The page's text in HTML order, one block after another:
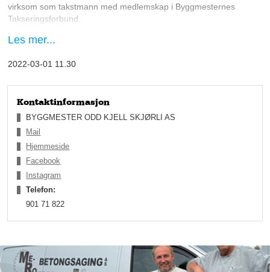
virksom som takstmann med medlemskap i Byggmesternes
Takseringsforbund.
– Det ligger i navnet; du må være byggmester og ha jobbet et
forbundet. Da har du automatisk opparbeidet deg en god del
Les mer...
2022-03-01 11.30
Kontaktinformasjon
BYGGMESTER ODD KJELL SKJØRLI AS
Mail
Hjemmeside
Facebook
Instagram
Telefon:
901 71 822